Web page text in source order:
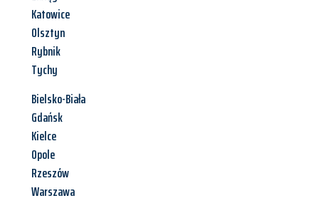
Katowice
Olsztyn
Rybnik
Tychy
Bielsko-Biała
Gdańsk
Kielce
Opole
Rzeszów
Warszawa